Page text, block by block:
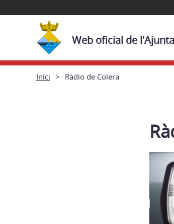
Web oficial de
Inici Ràdio de Colera